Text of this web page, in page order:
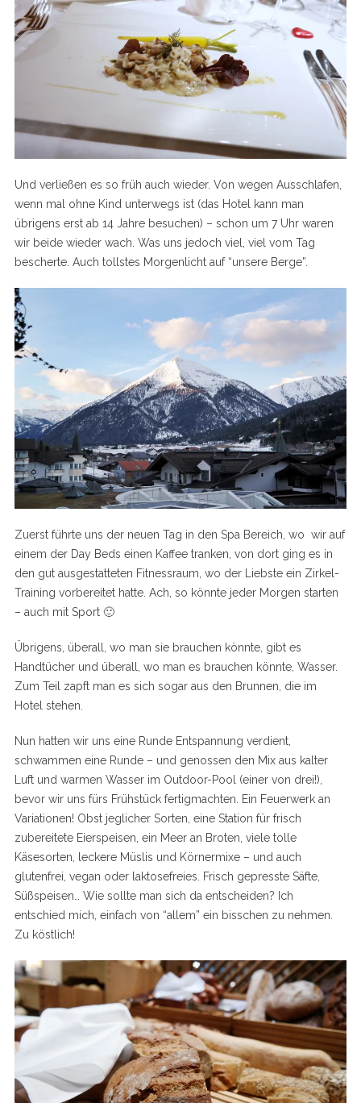
Und verließen es so früh auch wieder. Von wegen Ausschlafen,
wenn mal ohne Kind unterwegs ist (das Hotel kann man
übrigens erst ab 14 Jahre besuchen) – schon um 7 Uhr waren
wir beide wieder wach. Was uns jedoch viel, viel vom Tag
bescherte. Auch tollstes Morgenlicht auf “unsere Berge”.
Zuerst führte uns der neuen Tag in den Spa Bereich, wo wir auf
einem der Day Beds einen Kaffee tranken, von dort ging es in
den gut ausgestatteten Fitnessraum, wo der Liebste ein Zirkel-
Training vorbereitet hatte. Ach, so könnte jeder Morgen starten
– auch mit Sport 🙂
Übrigens, überall, wo man sie brauchen könnte, gibt es
Handtücher und überall, wo man es brauchen könnte, Wasser.
Zum Teil zapft man es sich sogar aus den Brunnen, die im
Hotel stehen.
Nun hatten wir uns eine Runde Entspannung verdient,
schwammen eine Runde – und genossen den Mix aus kalter
Luft und warmen Wasser im Outdoor-Pool (einer von drei!),
bevor wir uns fürs Frühstück fertigmachten. Ein Feuerwerk an
Variationen! Obst jeglicher Sorten, eine Station für frisch
zubereitete Eierspeisen, ein Meer an Broten, viele tolle
Käsesorten, leckere Müslis und Körnermixe – und auch
glutenfrei, vegan oder laktosefreies. Frisch gepresste Säfte,
Süßspeisen… Wie sollte man sich da entscheiden? Ich
entschied mich, einfach von “allem” ein bisschen zu nehmen.
Zu köstlich!